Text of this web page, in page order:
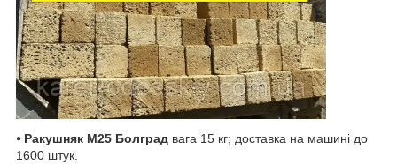
⦁ Ракушняк М25 Болград вага 15 кг; доставка на машині до
1600 штук.